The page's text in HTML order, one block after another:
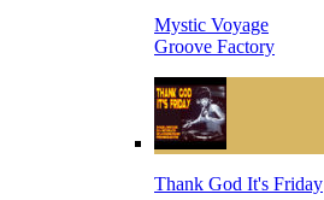
Mystic Voyage
Groove Factory
Thank God It's Friday